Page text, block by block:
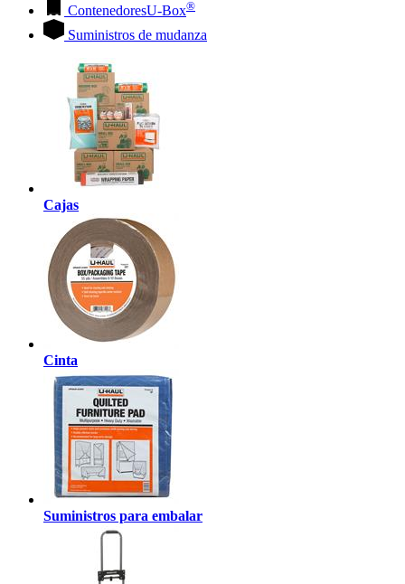
ContenedoresU-Box®
Suministros de mudanza
Cajas
Cinta
Suministros para embalar